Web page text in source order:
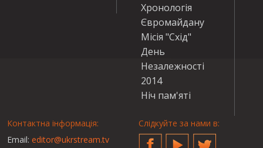
Хронологія
Євромайдану
Місія "Схід"
День
Незалежності
2014
Ніч пам'яті
Контактна інформація:
Email: editor@ukrstream.tv
Слідкуйте за нами в:
FacebookYouTubeTwitter